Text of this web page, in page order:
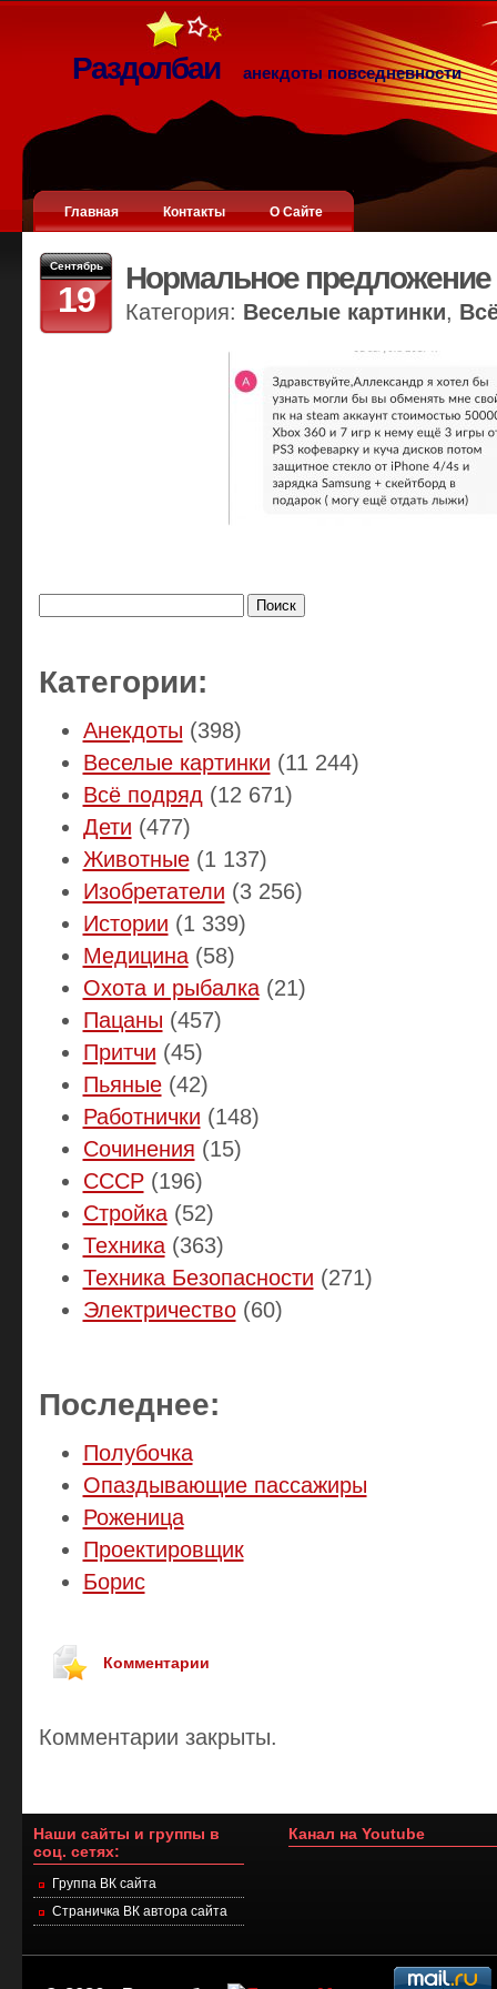
Раздолбаи анекдоты повседневности
Главная Контакты О Сайте
Сентябрь
19
Нормальное предложение
Категория: Веселые картинки,
Категории:
Анекдоты (398)
Веселые картинки (11 244)
Всё подряд (12 671)
Дети (477)
Животные(1 137)
Изобретатели (3 256)
Истории (1 339)
Медицина(58)
Охота и рыбалка(21)
Пацаны (457)
Притчи (45)
Пьяные(42)
Работнички (148)
Сочинения (15)
СССР(196)
Стройка(52)
Техника(363)
Техника Безопасности (271)
Электричество(60)
Последнее:
Полубочка
Опаздывающие пассажиры
Роженица
Проектировщик
Борис
Комментарии
Комментарии закрыты.
Наши сайты и группы в
соц. сетях:
Группа ВК сайта
Страничка ВК автора сайта
Канал на Youtube